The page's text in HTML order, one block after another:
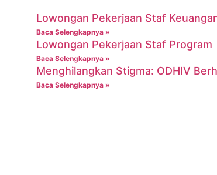
Lowongan Pekerjaan Staf
Baca Selengkapnya »
Lowongan Pekerjaan Staf Program
Baca Selengkapnya »
Menghilangkan Stigma: ODHIV
Baca Selengkapnya »